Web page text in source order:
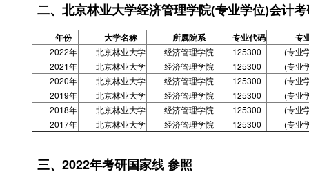
二、北京林业大学经济管理学院(专业学位)会计
年份 大学名称 所属院系 专业代码 专
2022年 北京林业大学 经济管理学院 125300
(专业
2021年
北京林业大学 经济管理学院 125300
(专业
2020年
北京林业大学 经济管理学院 125300
(专业
2019年
北京林业大学 经济管理学院 125300
(专业
2018年
北京林业大学 经济管理学院 125300
(专业
2017年
北京林业大学 经济管理学院 125300 (专业
三、2022年考研国家线 参照